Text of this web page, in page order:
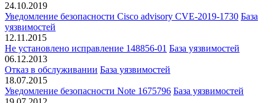
24.10.2019
Уведомление безопасности Cisco advisory CVE-2019-1730 База
уязвимостей
12.11.2015
Не установлено исправление 148856-01 База уязвимостей
06.12.2013
Отказ в обслуживании База уязвимостей
18.07.2015
Уведомление безопасности Note 1675796 База уязвимостей